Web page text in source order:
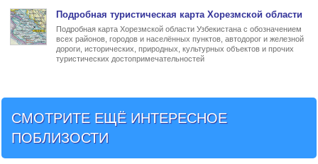
Подробная туристическая карта Хорезмской области
Подробная карта Хорезмской области Узбекистана с обозначением
всех районов, городов и населённых пунктов, автодорог и железной
дороги, исторических, природных, культурных объектов и прочих
туристических достопримечательностей
СМОТРИТЕ ЕЩЁ ИНТЕРЕСНОЕ
ПОБЛИЗОСТИ